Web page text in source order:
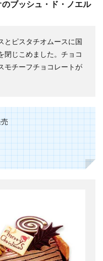
ブッシュ・ド・ノエル
とピスタチオムースに国
閉じこめました。チョコ
モチーフチョコレートが